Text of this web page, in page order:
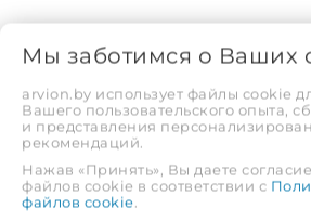
Описание Отзывы
Мы заботимся о Ваших
arvion.by использует файлы cookie
Вашего пользовательского опыта,
и представления
рекомендаций.
Нажав «Принять», Вы даете
файлов cookie в соответствии с
файлов cookie